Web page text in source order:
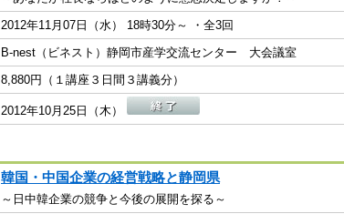
2012年11月07日（水） 18時30分～ ・全3回
B-nest（ビネスト）静岡市産学交流センター 大会議室
8,880円（１講座３日間３講義分）
2012年10月25日（木）
韓国・中国企業の経営戦略と静岡県
～日中韓企業の競争と今後の展開を探る～